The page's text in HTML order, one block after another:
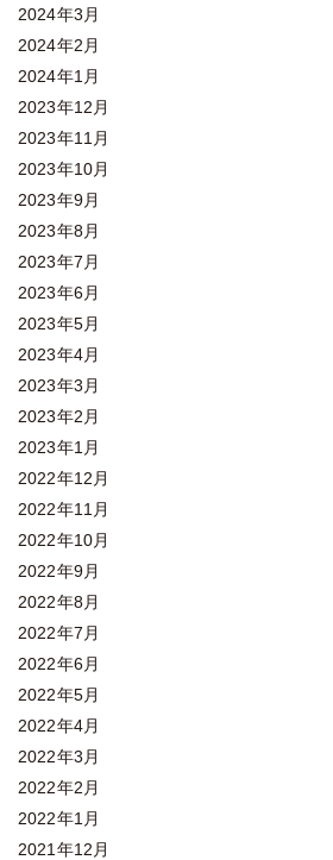
2024年3月
2024年2月
2024年1月
2023年12月
2023年11月
2023年10月
2023年9月
2023年8月
2023年7月
2023年6月
2023年5月
2023年4月
2023年3月
2023年2月
2023年1月
2022年12月
2022年11月
2022年10月
2022年9月
2022年8月
2022年7月
2022年6月
2022年5月
2022年4月
2022年3月
2022年2月
2022年1月
2021年12月